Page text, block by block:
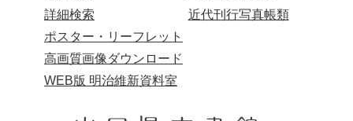
詳細検索
近代刊行写真帳類
ポスター・リーフレット
高画質画像ダウンロード
WEB版 明治維新資料室